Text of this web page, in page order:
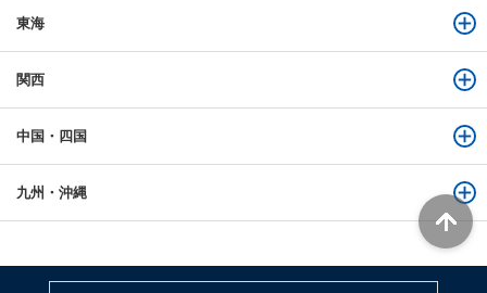
東海
関西
中国・四国
九州・沖縄